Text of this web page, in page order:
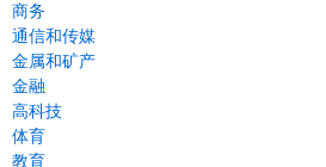
商务
通信和传媒
金属和矿产
金融
高科技
体育
教育